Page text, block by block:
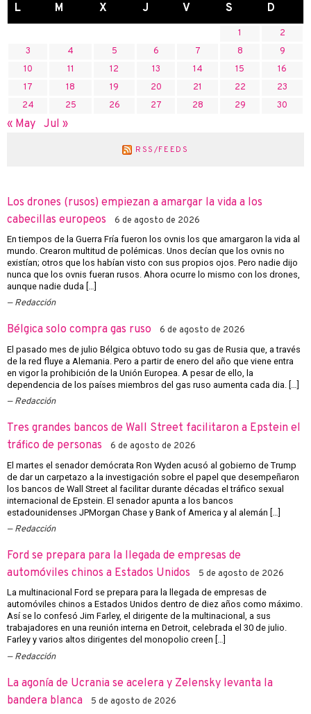
L M X J V S D
1
2
3
4 5 6 7 8
9
10
11 12 13 14 15
16
17
18 19 20 21 22
23
24
25 26 27 28 29 30
« May Jul »
RSS/FEEDS
Los drones (rusos) empiezan a amargar la vida a los
cabecillas europeos
6 de agosto de 2026
En tiempos de la Guerra Fría fueron los ovnis los que amargaron la vida al
mundo. Crearon multitud de polémicas. Unos decían que los ovnis no
existían; otros que los habían visto con sus propios ojos. Pero nadie dijo
nunca que los ovnis fueran rusos. Ahora ocurre lo mismo con los drones,
aunque nadie duda […]
Redacción
Bélgica solo compra gas ruso 6 de agosto de 2026
El pasado mes de julio Bélgica obtuvo todo su gas de Rusia que, a través
de la red fluye a Alemania. Pero a partir de enero del año que viene entra
en vigor la prohibición de la Unión Europea. A pesar de ello, la
dependencia de los países miembros del gas ruso aumenta cada dia. […]
Redacción
Tres grandes bancos de Wall Street facilitaron a Epstein el
tráfico de personas
6 de agosto de 2026
El martes el senador demócrata Ron Wyden acusó al gobierno de Trump
de dar un carpetazo a la investigación sobre el papel que desempeñaron
los bancos de Wall Street al facilitar durante décadas el tráfico sexual
internacional de Epstein. El senador apunta a los bancos
estadounidenses JPMorgan Chase y Bank of America y al alemán […]
Redacción
Ford se prepara para la llegada de empresas de
automóviles chinos a Estados Unidos
5 de agosto de 2026
La multinacional Ford se prepara para la llegada de empresas de
automóviles chinos a Estados Unidos dentro de diez años como máximo.
Así se lo confesó Jim Farley, el dirigente de la multinacional, a sus
trabajadores en una reunión interna en Detroit, celebrada el 30 de julio.
Farley y varios altos dirigentes del monopolio creen […]
Redacción
La agonía de Ucrania se acelera y Zelensky levanta la
bandera blanca
5 de agosto de 2026